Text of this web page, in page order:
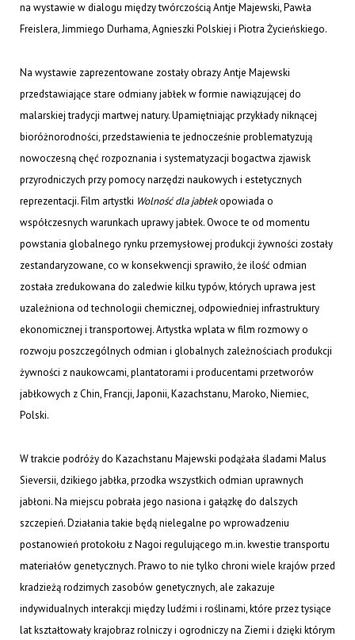
na wystawie w dialogu między twórczością Antje Majewski, Pawła
Freislera, Jimmiego Durhama, Agnieszki Polskiej i Piotra Życieńskiego.
Na wystawie zaprezentowane zostały obrazy Antje Majewski
przedstawiające stare odmiany jabłek w formie nawiązującej do
malarskiej tradycji martwej natury. Upamiętniając przykłady niknącej
bioróżnorodności, przedstawienia te jednocześnie problematyzują
nowoczesną chęć rozpoznania i systematyzacji bogactwa zjawisk
przyrodniczych przy pomocy narzędzi naukowych i estetycznych
reprezentacji. Film artystki Wolność dla jabłekopowiada o
współczesnych warunkach uprawy jabłek. Owoce te od momentu
powstania globalnego rynku przemysłowej produkcji żywności zostały
zestandaryzowane, co w konsekwencji sprawiło, że ilość odmian
została zredukowana do zaledwie kilku typów, których uprawa jest
uzależniona od technologii chemicznej, odpowiedniej infrastruktury
ekonomicznej i transportowej. Artystka wplata w film rozmowy o
rozwoju poszczególnych odmian i globalnych zależnościach produkcji
żywności z naukowcami, plantatorami i producentami przetworów
jabłkowych z Chin, Francji, Japonii, Kazachstanu, Maroko, Niemiec,
Polski.
W trakcie podróży do Kazachstanu Majewski podążała śladami Malus
Sieversii, dzikiego jabłka, przodka wszystkich odmian uprawnych
jabłoni. Na miejscu pobrała jego nasiona i gałązkę do dalszych
szczepień. Działania takie będą nielegalne po wprowadzeniu
postanowień protokołu z Nagoi regulującego m.in. kwestie transportu
materiałów genetycznych. Prawo to nie tylko chroni wiele krajów przed
kradzieżą rodzimych zasobów genetycznych, ale zakazuje
indywidualnych interakcji między ludźmi i roślinami, które przez tysiące
lat kształtowały krajobraz rolniczy i ogrodniczy na Ziemi i dzięki którym